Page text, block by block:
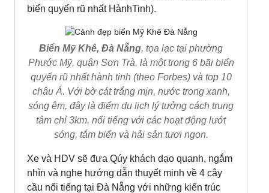
biển quyến rũ nhất HànhTinh).
Biển Mỹ Khê, Đà Nẵng, tọa lạc tại phường
Phước Mỹ, quận Sơn Trà, là một trong 6 bãi biển
quyến rũ nhất hành tinh (theo Forbes) và top 10
châu Á. Với bờ cát trắng mịn, nước trong xanh,
sóng êm, đây là điểm du lịch lý tưởng cách trung
tâm chỉ 3km, nổi tiếng với các hoạt động lướt
sóng, tắm biển và hải sản tươi ngon.
Xe và HDV sẽ đưa Qúy khách dạo quanh, ngắm
nhìn và nghe hướng dẫn thuyết minh về 4 cây
cầu nổi tiếng tại Đà Nẵng với những kiến trúc